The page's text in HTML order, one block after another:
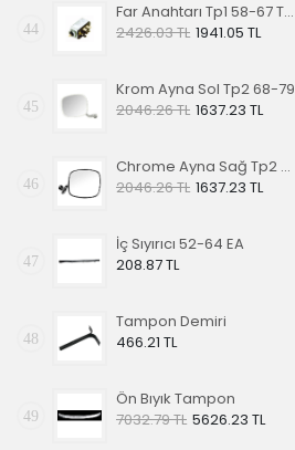
44
Far Anahtarı Tp1 58-67 Tp2 68-70 Tp3 64-67
2426.03 TL 1941.05 TL
45
Krom Ayna Sol Tp2 68-79
2046.26 TL 1637.23 TL
46
Chrome Ayna Sağ Tp2 68-79
2046.26 TL 1637.23 TL
47
İç Sıyırıcı 52-64 EA
208.87 TL
48
Tampon Demiri
466.21 TL
49
Ön Bıyık Tampon
7032.79 TL 5626.23 TL